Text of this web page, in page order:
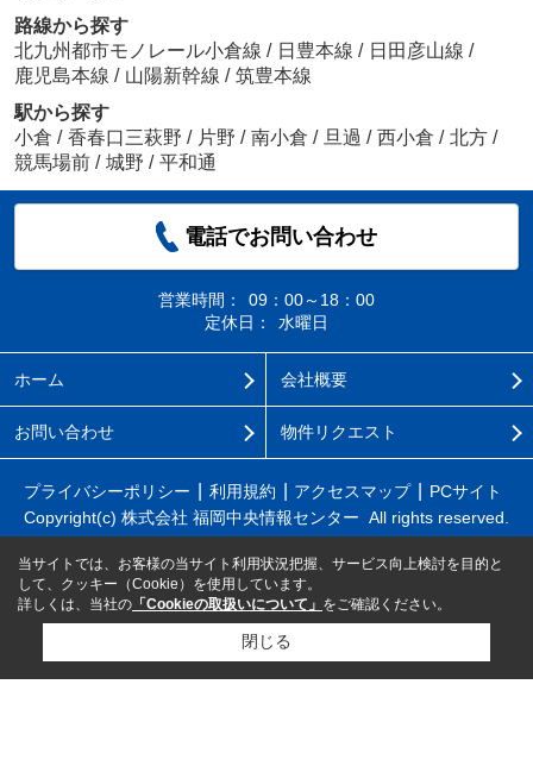
路線から探す
北九州都市モノレール小倉線 / 日豊本線 / 日田彦山線 /
鹿児島本線 / 山陽新幹線 / 筑豊本線
駅から探す
小倉 / 香春口三萩野 / 片野 / 南小倉 / 旦過 / 西小倉 / 北方 /
競馬場前 / 城野 / 平和通
電話でお問い合わせ
営業時間：
09：00～18：00
定休日：
水曜日
ホーム 会社概要
お問い合わせ 物件リクエスト
プライバシーポリシー 利用規約 アクセスマップ
PCサイト
Copyright(c) 株式会社 福岡中央情報センター All rights reserved.
当サイトでは、お客様の当サイト利用状況把握、サービス向上検討を目的と
して、クッキー（Cookie）を使用しています。
詳しくは、当社の 「Cookieの取扱いについて」 をご確認ください。
閉じる